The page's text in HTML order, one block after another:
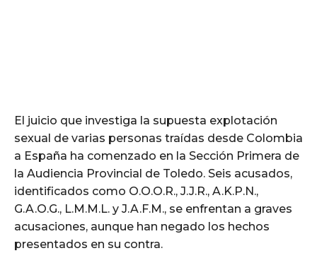
El juicio que investiga la supuesta explotación
sexual de varias personas traídas desde Colombia
a España ha comenzado en la Sección Primera de
la Audiencia Provincial de Toledo. Seis acusados,
identificados como O.O.O.R., J.J.R., A.K.P.N.,
G.A.O.G., L.M.M.L. y J.A.F.M., se enfrentan a graves
acusaciones, aunque han negado los hechos
presentados en su contra.